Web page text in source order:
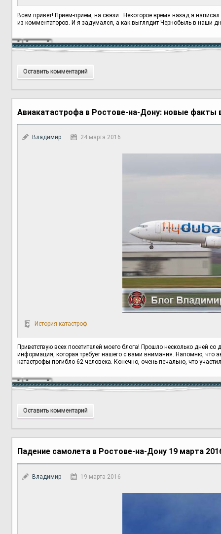
Всем привет! Прием-прием, на связи . Некоторое время назад я
из комментаторов. И я задумался, а как выглядит Чернобыль в наши
Оставить комментарий
Авиакатастрофа в Ростове-на-Дону: новые факты
Владимир 24 марта 2016
История катастроф
Приветствую всех посетителей моего блога! Прошло несколько дней
информация, которая требует нашего с вами внимания. Напомню, что
катастрофы погибло 62 человека. Конечно, очень печально, что
Оставить комментарий
Падение самолета в Ростове-на-Дону 19 марта
Владимир 19 марта 2016